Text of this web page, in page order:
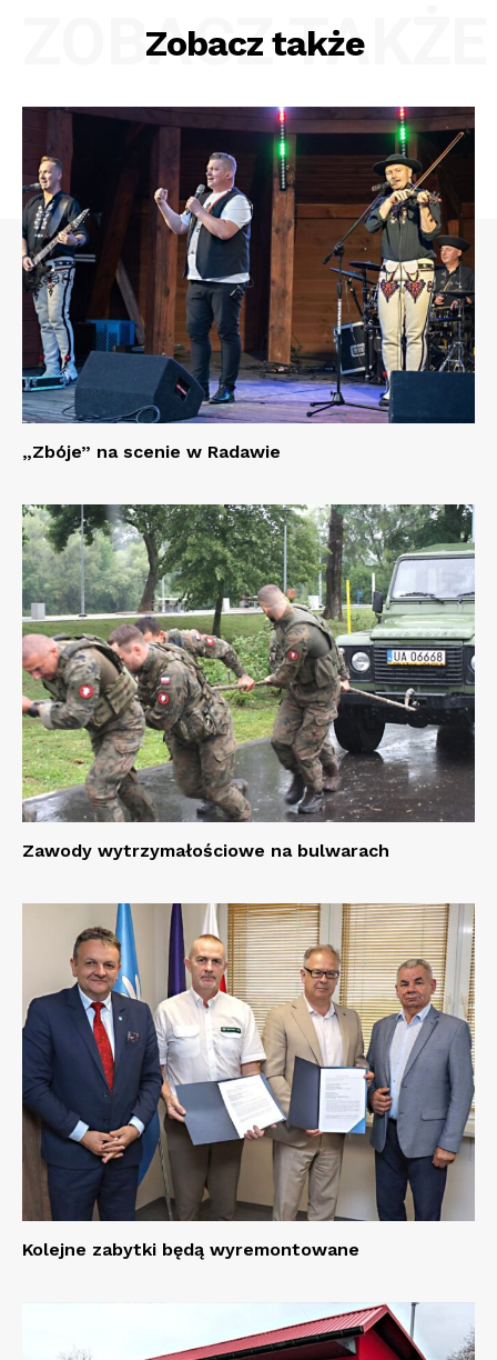
Zobacz także
ZOBACZ TAKŻE
„Zbóje” na scenie w Radawie
Zawody wytrzymałościowe na bulwarach
Kolejne zabytki będą wyremontowane